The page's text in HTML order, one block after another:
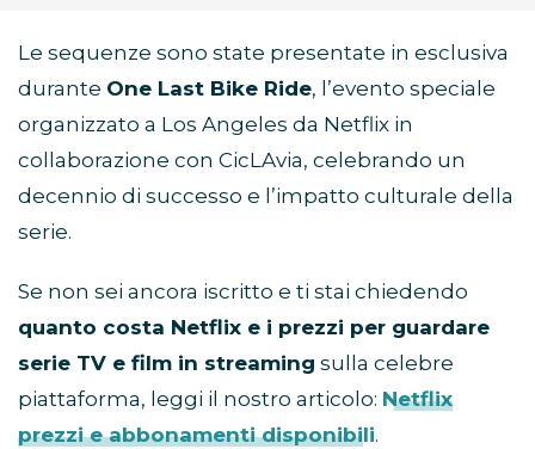
Le sequenze sono state presentate in esclusiva
durante One Last Bike Ride, l’evento speciale
organizzato a Los Angeles da Netflix in
collaborazione con CicLAvia, celebrando un
decennio di successo e l’impatto culturale della
serie.
Se non sei ancora iscritto e ti stai chiedendo
quanto costa Netflix e i prezzi per guardare
serie TV e film in streaming sulla celebre
piattaforma, leggi il nostro articolo: Netflix
prezzi e abbonamenti disponibili.